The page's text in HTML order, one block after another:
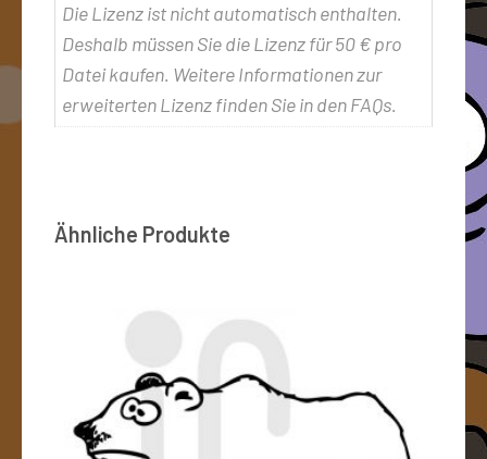
Die Lizenz ist nicht automatisch enthalten.
Deshalb müssen Sie die Lizenz für 50 € pro
Datei kaufen. Weitere Informationen zur
erweiterten Lizenz finden Sie in den FAQs.
Ähnliche Produkte